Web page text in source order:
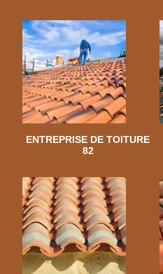
ENTREPRISE DE TOITURE
82